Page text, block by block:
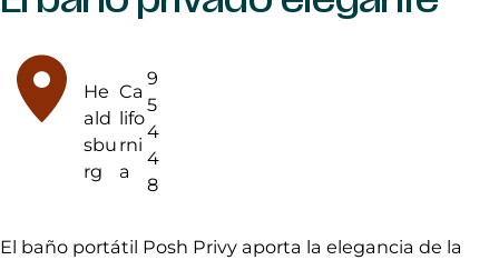
He
ald
sbu
rg
Ca
lifo
rni
a
9
5
4
4
8
El baño portátil Posh Privy aporta la elegancia de la